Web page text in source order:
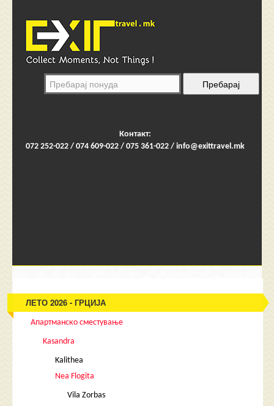
Контакт:
072 252-022 / 074 609-022 / 075 361-022 / info@exittravel.mk
ЛЕТО 2026 - ГРЦИЈА
Апартманско сместување
Kasandra
Kalithea
Nea Flogita
Vila Zorbas